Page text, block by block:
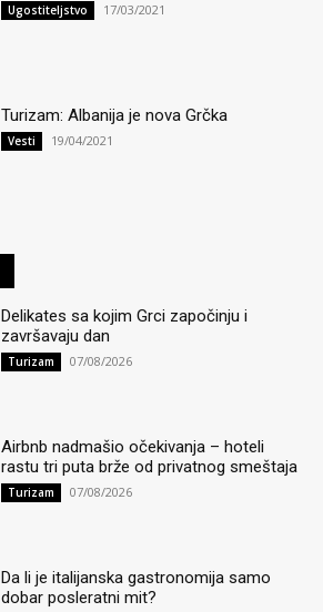
Ugostiteljstvo 17/03/2021
Turizam: Albanija je nova Grčka
Vesti 19/04/2021
Delikates sa kojim Grci započinju i
završavaju dan
Turizam 07/08/2026
Airbnb nadmašio očekivanja – hoteli
rastu tri puta brže od privatnog smeštaja
Turizam 07/08/2026
Da li je italijanska gastronomija samo
dobar posleratni mit?